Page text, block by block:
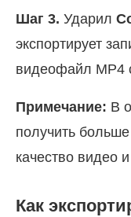
Шаг 3. Ударил
экспортирует
видеофайл MP4
Примечание: В
получить
качество видео
Как